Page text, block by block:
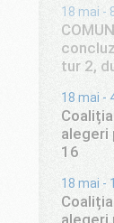
18 mai -
tur 2,
18 mai -
alegeri
16
18 mai -
alegeri